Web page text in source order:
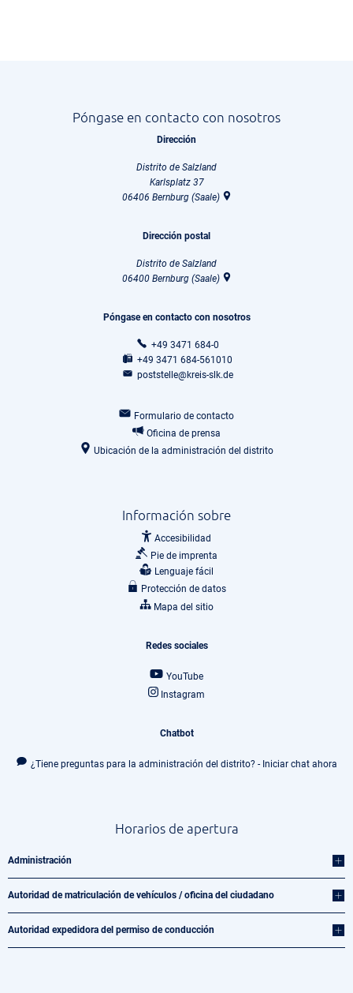
Póngase en contacto con nosotros
Dirección
Distrito de Salzland
Karlsplatz 37
06406 Bernburg (Saale)
Dirección postal
Distrito de Salzland
06400 Bernburg (Saale)
Póngase en contacto con nosotros
+49 3471 684-0
+49 3471 684-561010
poststelle@kreis-slk.de
Formulario de contacto
Oficina de prensa
Ubicación de la administración del distrito
Información sobre
Accesibilidad
Pie de imprenta
Lenguaje fácil
Protección de datos
Mapa del sitio
Redes sociales
YouTube
Instagram
Chatbot
¿Tiene preguntas para la administración del distrito? - Iniciar chat ahora
Horarios de apertura
Administración
Autoridad de matriculación de vehículos / oficina del ciudadano
Autoridad expedidora del permiso de conducción